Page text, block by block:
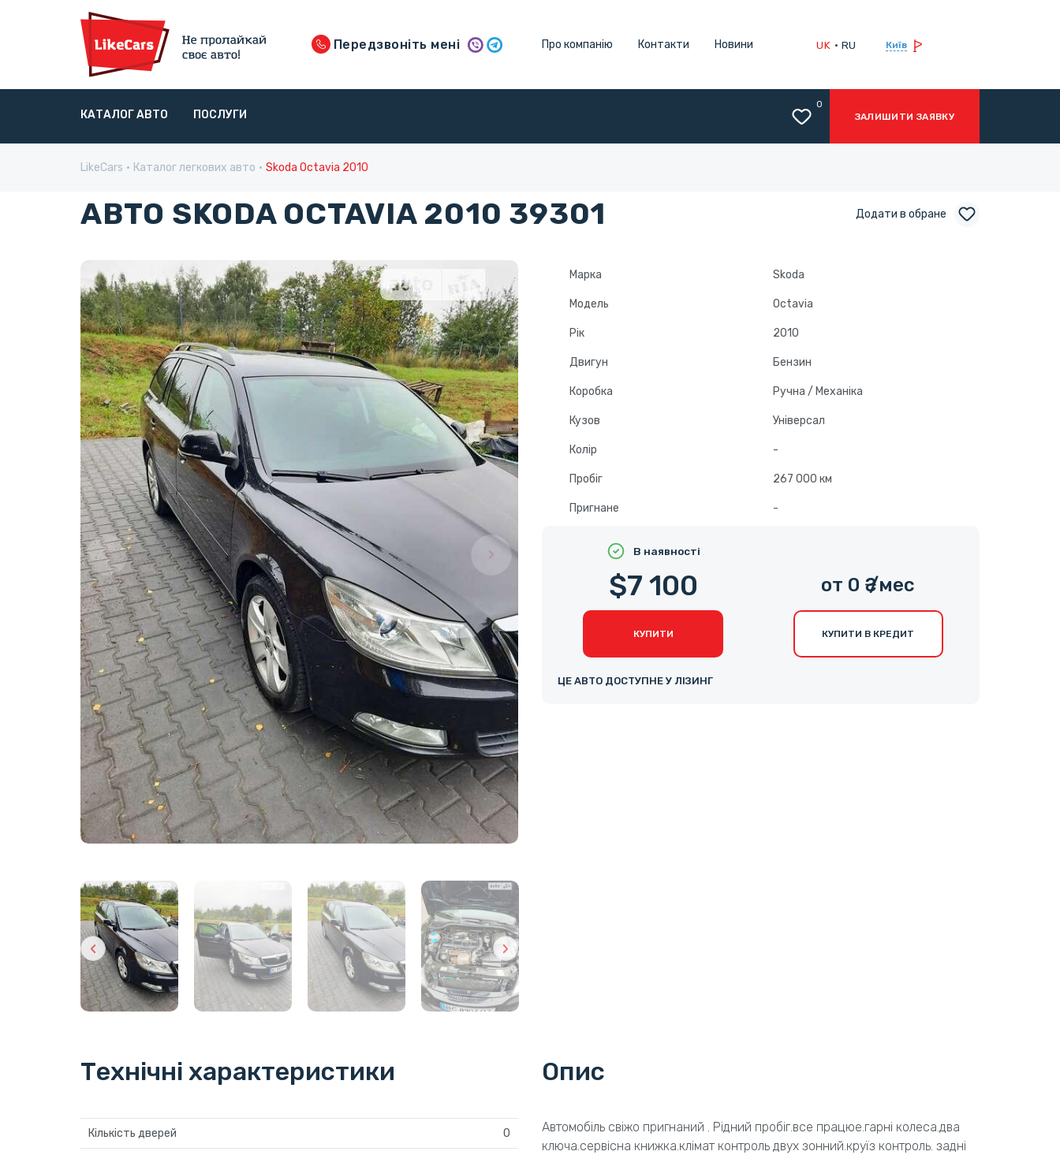
Передзвоніть мені Про компанію Контакти Новини UK RU Київ
КАТАЛОГ АВТО ПОСЛУГИ
0
ЗАЛИШИТИ ЗАЯВКУ
LikeCars Каталог легкових авто Skoda Octavia 2010
АВТО SKODA OCTAVIA 2010 39301 Додати в обране
Марка Skoda
Модель Octavia
Рік 2010
Двигун Бензин
Коробка Ручна / Механіка
Кузов Універсал
Колір -
Пробіг 267 000 км
Пригнане -
В наявності
$7 100
КУПИТИ
от 0 ₴ /мес
КУПИТИ В КРЕДИТ
ЦЕ АВТО ДОСТУПНЕ У ЛІЗИНГ
Технічні характеристики
Кількість дверей 0
Опис
Автомобіль свіжо пригнаний . Рідний пробіг.все працюе.гарні колеса.два
ключа.сервісна книжка.клімат контроль двух зонний.круїз контроль. задні